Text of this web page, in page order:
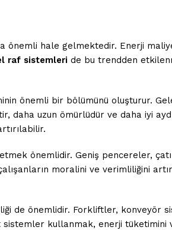
hale gelmektedir. Enerji
raf sistemleri de bu trendden
önemli bir bölümünü oluşturur.
daha uzun ömürlüdür ve daha iyi
etmek önemlidir. Geniş pencereler,
moralini ve verimliliğini
de önemlidir. Forkliftler, konveyör
kullanmak, enerji tüketimini